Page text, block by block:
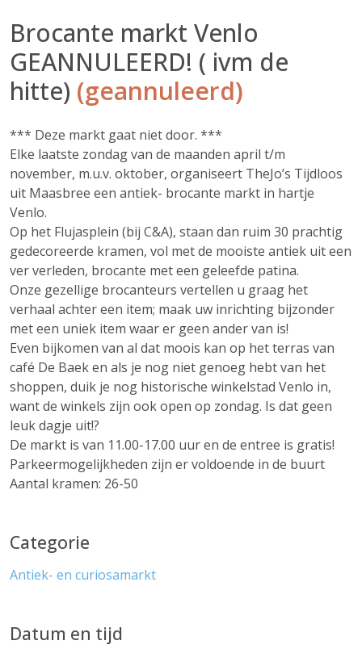
Brocante markt Venlo
GEANNULEERD! ( ivm de
hitte) (geannuleerd)
*** Deze markt gaat niet door. ***
Elke laatste zondag van de maanden april t/m
november, m.u.v. oktober, organiseert TheJo’s Tijdloos
uit Maasbree een antiek- brocante markt in hartje
Venlo.
Op het Flujasplein (bij C&A), staan dan ruim 30 prachtig
gedecoreerde kramen, vol met de mooiste antiek uit een
ver verleden, brocante met een geleefde patina.
Onze gezellige brocanteurs vertellen u graag het
verhaal achter een item; maak uw inrichting bijzonder
met een uniek item waar er geen ander van is!
Even bijkomen van al dat moois kan op het terras van
café De Baek en als je nog niet genoeg hebt van het
shoppen, duik je nog historische winkelstad Venlo in,
want de winkels zijn ook open op zondag. Is dat geen
leuk dagje uit!?
De markt is van 11.00-17.00 uur en de entree is gratis!
Parkeermogelijkheden zijn er voldoende in de buurt
Aantal kramen: 26-50
Categorie
Antiek- en curiosamarkt
Datum en tijd